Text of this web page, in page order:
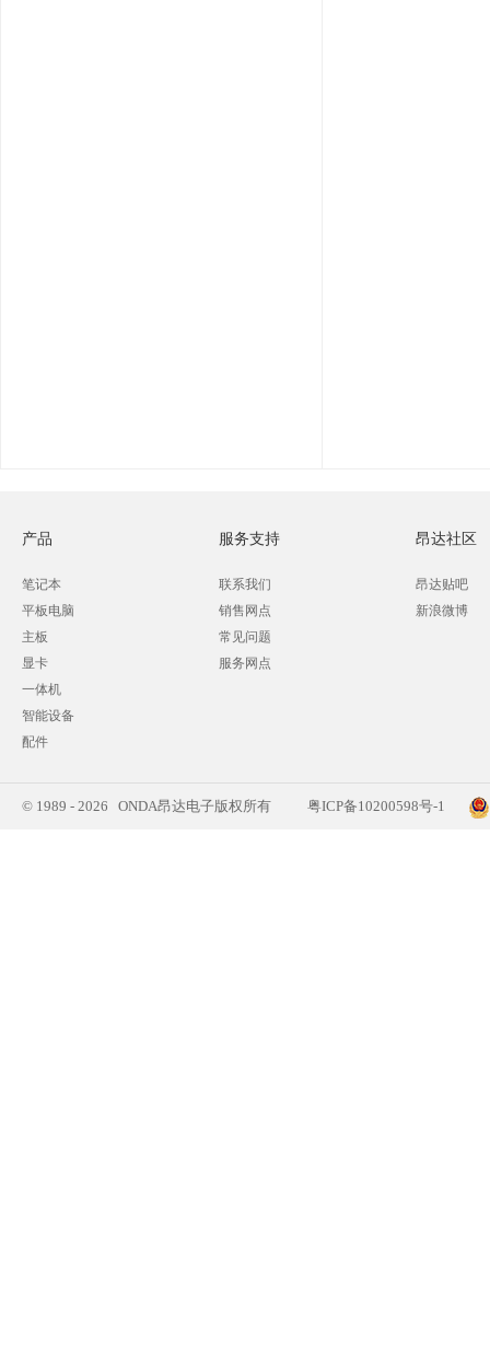
产品
笔记本
平板电脑
主板
显卡
一体机
智能设备
配件
服务支持
联系我们
销售网点
常见问题
服务网点
昂达社区
昂达贴吧
新浪微博
© 1989 - 2026 ONDA昂达电子版权所有 粤ICP备10200598号-1